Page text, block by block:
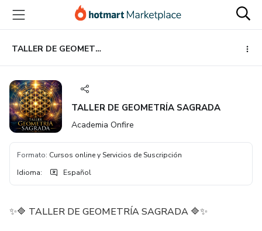
principal
página
de
página
TALLER DE GEOMETRÍA SAGRADA
TALLER DE GEOMETRÍA SAGRADA
Academia Onfire
Formato: Cursos online y Servicios de Suscripción
Idioma: Español
✨🔷 TALLER DE GEOMETRÍA SAGRADA 🔷✨